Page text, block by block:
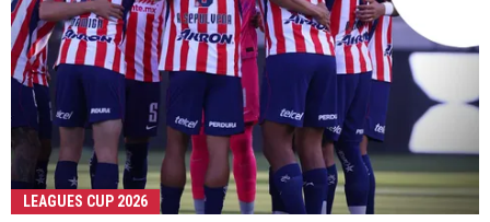
LEAGUES CUP 2026